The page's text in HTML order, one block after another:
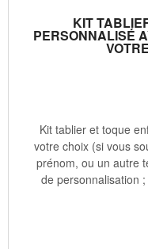
KIT
PERSONNALISÉ
Kit tablier et toque
votre choix (si vous
prénom, ou un autre
de personnalisation